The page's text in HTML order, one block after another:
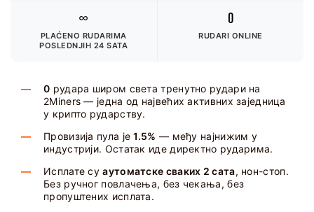
∞
PLAĆENO RUDARIMA
POSLEDNJIH 24 SATA
0
RUDARI ONLINE
0 рудара широм света тренутно рудари на
2Miners — једна од највећих активних заједница
у крипто рударству.
Провизија пула је1.5% — међу најнижим у
индустрији. Остатак иде директно рударима.
Исплате суаутоматске сваких 2 сата, нон-стоп.
Без ручног повлачења, без чекања, без
пропуштених исплата.